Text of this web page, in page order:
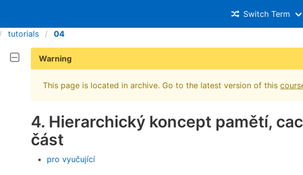
Switch Term
tutorials 04
Warning
This page is located in archive. Go to the latest version of this
4. Hierarchický koncept pamětí,
část
pro vyučující